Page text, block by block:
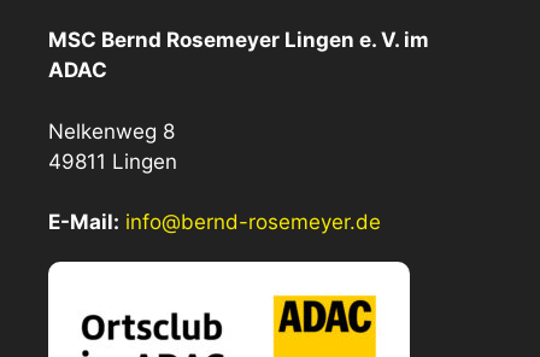
MSC Bernd Rosemeyer Lingen e. V. im
ADAC
Nelkenweg 8
49811 Lingen
E-Mail: info@bernd-rosemeyer.de